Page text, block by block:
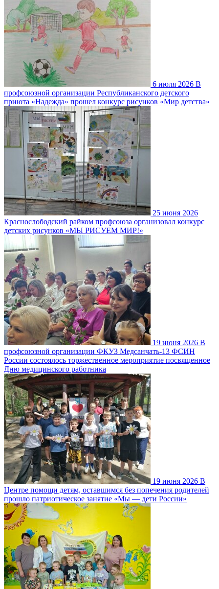
6 июля 2026 В
профсоюзной организации Республиканского детского
приюта «Надежда» прошел конкурс рисунков «Мир детства»
25 июня 2026
Краснослободский райком профсоюза организовал конкурс
детских рисунков «МЫ РИСУЕМ МИР!»
19 июня 2026 В
профсоюзной организации ФКУЗ Медсанчать-13 ФСИН
России состоялось торжественное мероприятие посвященное
Дню медицинского работника
19 июня 2026 В
Центре помощи детям, оставшимся без попечения родителей
прошло патриотическое занятие «Мы — дети России»